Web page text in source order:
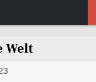
Welt